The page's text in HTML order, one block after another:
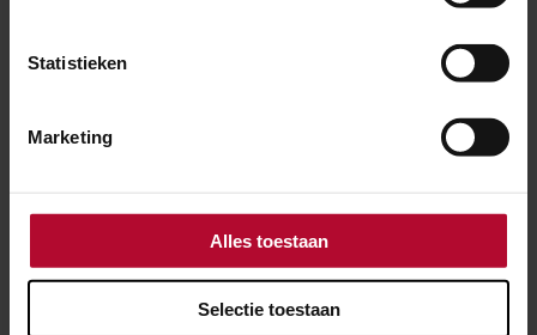
Statistieken
Marketing
Alles toestaan
Selectie toestaan
spoor? Maak dan gebruik van onze
werkzaamheden in jouw buurt gepland staan.